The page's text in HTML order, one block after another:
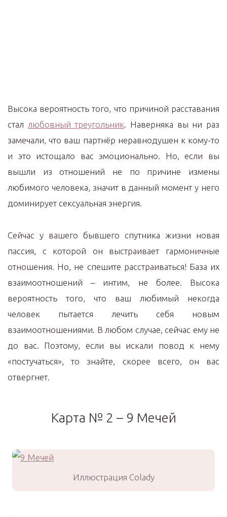
Высока вероятность того, что причиной расставания
стал любовный треугольник. Наверняка вы ни раз
замечали, что ваш партнёр неравнодушен к кому-то
и это истощало вас эмоционально. Но, если вы
вышли из отношений не по причине измены
любимого человека, значит в данный момент у него
доминирует сексуальная энергия.
Сейчас у вашего бывшего спутника жизни новая
пассия, с которой он выстраивает гармоничные
отношения. Но, не спешите расстраиваться! База их
взаимоотношений – интим, не более. Высока
вероятность того, что ваш любимый некогда
человек пытается лечить себя новым
взаимоотношениями. В любом случае, сейчас ему не
до вас. Поэтому, если вы искали повод к нему
«постучаться», то знайте, скорее всего, он вас
отвергнет.
Карта № 2 – 9 Мечей
Иллюстрация Colady